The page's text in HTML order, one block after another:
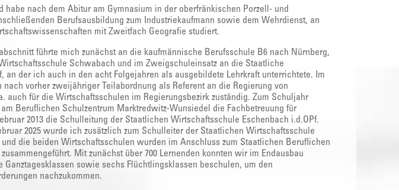
habe nach dem Abitur am Gymnasium in der oberfränkischen Porzell- und
Berufsausbildung zum Industriekaufmann sowie dem Wehrdienst, an
mit Zweitfach Geografie studiert.
führte mich zunächst an die kaufmännische Berufsschule B6 nach Nürnberg,
Schwabach und im Zweigschuleinsatz an die Staatliche
an der ich auch in den acht Folgejahren als ausgebildete Lehrkraft unterrichtete. Im
vorher zweijähriger Teilabordnung als Referent an die Regierung von
auch für die Wirtschaftsschulen im Regierungsbezirk zuständig. Zum Schuljahr
am Beruflichen Schulzentrum Marktredwitz-Wunsiedel die Fachbetreuung für
2013 die Schulleitung der Staatlichen Wirtschaftsschule Eschenbach i.d.OPf.
2025 wurde ich zusätzlich zum Schulleiter der Staatlichen Wirtschaftsschule
die beiden Wirtschaftsschulen wurden im Anschluss zum Staatlichen Beruflichen
Mit zunächst über 700 Lernenden konnten wir im Endausbau
Ganztagesklassen sowie sechs Flüchtlingsklassen beschulen, um den
nachzukommen.